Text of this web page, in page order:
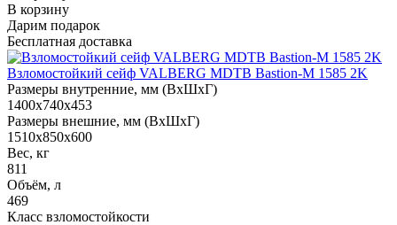
В корзину
Дарим подарок
Бесплатная доставка
Взломостойкий сейф VALBERG MDTB Bastion-M 1585 2K
Размеры внутренние, мм (ВхШхГ)
1400x740x453
Размеры внешние, мм (ВхШхГ)
1510x850x600
Вес, кг
811
Объём, л
469
Класс взломостойкости